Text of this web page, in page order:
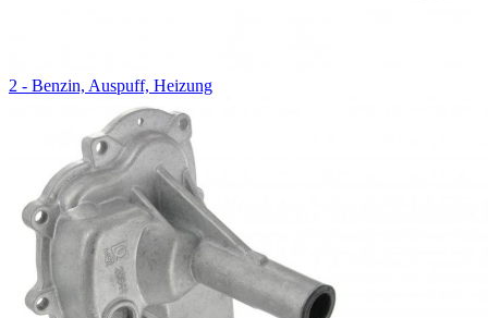
2 - Benzin, Auspuff, Heizung